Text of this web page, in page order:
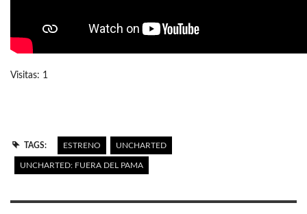
Visitas: 1
TAGS: ESTRENO UNCHARTED
UNCHARTED: FUERA DEL PAMA